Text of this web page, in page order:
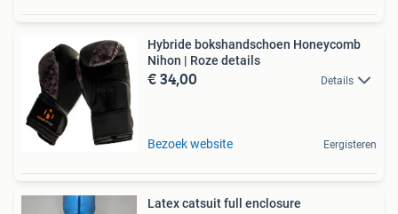
Hybride bokshandschoen Honeycomb
Nihon | Roze details
€ 34,00 Details
Bezoek website Eergisteren
Latex catsuit full enclosure